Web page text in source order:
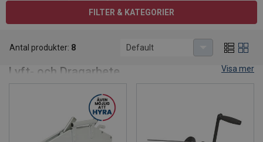
FILTER & KATEGORIER
Handvinschar & Lintaljor för Professionellt
Lyft- och Dragarbete
Hos CERTEX hittar du ett brett sortiment av handvinschar
och lintaljor som gör tunga lyft och drag enklare, snabbare
och säkrare. Våra lösningar är anpassade för allt från bygg-
och transportprojekt till industriella installationer, där
Visa mer
Antal produkter: 8 Default